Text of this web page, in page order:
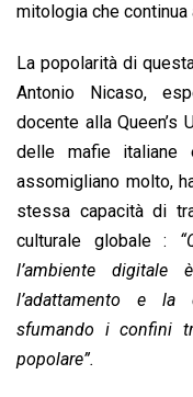
mitologia che continua
La popolarità di
Antonio Nicaso,
docente alla
delle mafie
assomigliano molto,
stessa capacità di
culturale globale :
l’ambiente digitale
l’adattamento e la
sfumando i confini
popolare”.